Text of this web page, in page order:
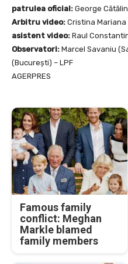
patrulea oficial: George
Arbitru video: Cristina
asistent video: Raul
Observatori: Marcel Savaniu
(București) – LPF
AGERPRES
Famous family
conflict: Meghan
Markle blamed
family members